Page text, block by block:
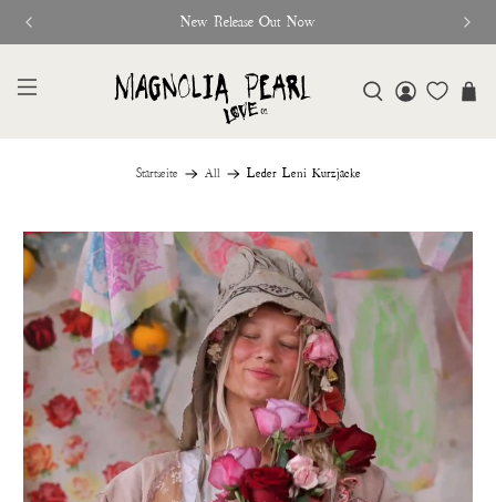
New Release Out Now
Startseite All Leder Leni Kurzjacke